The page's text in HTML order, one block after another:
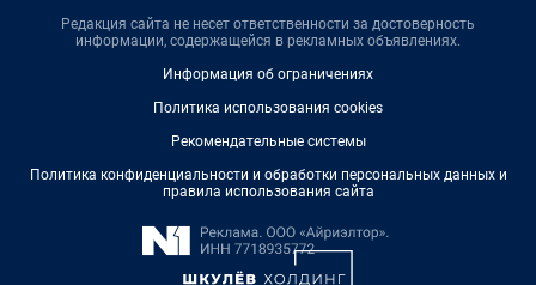
Редакция сайта не несет ответственности за достоверность
информации, содержащейся в рекламных объявлениях.
Информация об ограничениях
Политика использования cookies
Рекомендательные системы
Политика конфиденциальности и обработки персональных данных и
правила использования сайта